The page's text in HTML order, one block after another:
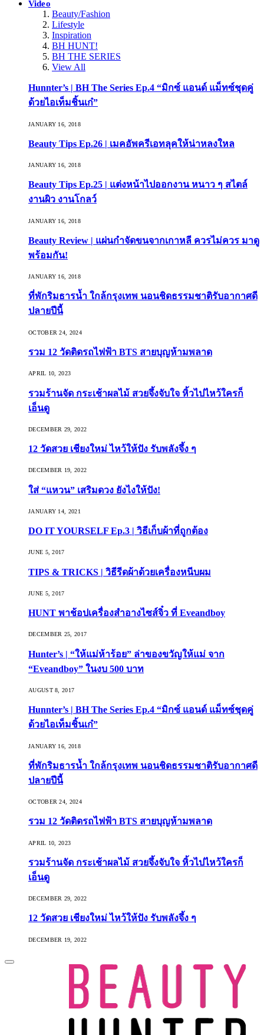
Video
Beauty/Fashion
Lifestyle
Inspiration
BH HUNT!
BH THE SERIES
View All
Hunnter’s | BH The Series Ep.4 “มิกซ์ แอนด์ แม็ทซ์ชุดคู่
ด้วยไอเท็มชิ้นเก๋”
JANUARY 16, 2018
Beauty Tips Ep.26 | เมคอัพครีเอทลุคให้น่าหลงใหล
JANUARY 16, 2018
Beauty Tips Ep.25 | แต่งหน้าไปออกงาน หนาว ๆ สไตล์
งานผิว งานโกลว์
JANUARY 16, 2018
Beauty Review | แผ่นกำจัดขนจากเกาหลี ควรไม่ควร มาดู
พร้อมกัน!
JANUARY 16, 2018
ที่พักริมธารน้ำ ใกล้กรุงเทพ นอนชิดธรรมชาติรับอากาศดี
ปลายปีนี้
OCTOBER 24, 2024
รวม 12 วัดติดรถไฟฟ้า BTS สายบุญห้ามพลาด
APRIL 10, 2023
รวมร้านจัด กระเช้าผลไม้ สวยจึ้งจับใจ หิ้วไปไหว้ใครก็
เอ็นดู
DECEMBER 29, 2022
12 วัดสวย เชียงใหม่ ไหว้ให้ปัง รับพลังจึ้ง ๆ
DECEMBER 19, 2022
ใส่ “แหวน” เสริมดวง ยังไงให้ปัง!
JANUARY 14, 2021
DO IT YOURSELF Ep.3 | วิธีเก็บผ้าที่ถูกต้อง
JUNE 5, 2017
TIPS & TRICKS | วิธีรีดผ้าด้วยเครื่องหนีบผม
JUNE 5, 2017
HUNT พาช้อปเครื่องสำอางไซส์จิ๋ว ที่ Eveandboy
DECEMBER 25, 2017
Hunter’s | “ให้แม่ห้าร้อย” ล่าของขวัญให้แม่ จาก
“Eveandboy” ในงบ 500 บาท
AUGUST 8, 2017
Hunnter’s | BH The Series Ep.4 “มิกซ์ แอนด์ แม็ทซ์ชุดคู่
ด้วยไอเท็มชิ้นเก๋”
JANUARY 16, 2018
ที่พักริมธารน้ำ ใกล้กรุงเทพ นอนชิดธรรมชาติรับอากาศดี
ปลายปีนี้
OCTOBER 24, 2024
รวม 12 วัดติดรถไฟฟ้า BTS สายบุญห้ามพลาด
APRIL 10, 2023
รวมร้านจัด กระเช้าผลไม้ สวยจึ้งจับใจ หิ้วไปไหว้ใครก็
เอ็นดู
DECEMBER 29, 2022
12 วัดสวย เชียงใหม่ ไหว้ให้ปัง รับพลังจึ้ง ๆ
DECEMBER 19, 2022